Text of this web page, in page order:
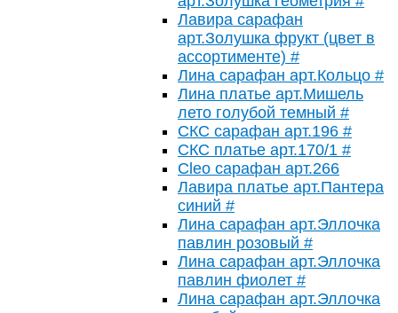
Лавира сарафан
арт.Золушка фрукт (цвет в
ассортименте) #
Лина сарафан арт.Кольцо #
Лина платье арт.Мишель
лето голубой темный #
СКС сарафан арт.196 #
СКС платье арт.170/1 #
Cleo сарафан арт.266
Лавира платье арт.Пантера
синий #
Лина сарафан арт.Эллочка
павлин розовый #
Лина сарафан арт.Эллочка
павлин фиолет #
Лина сарафан арт.Эллочка